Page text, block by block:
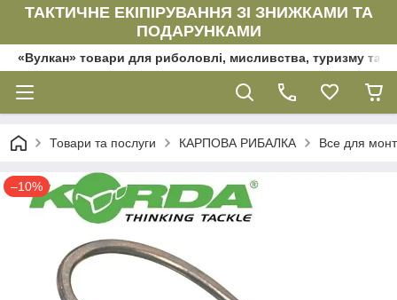
ТАКТИЧНЕ ЕКІПІРУВАННЯ ЗІ ЗНИЖКАМИ ТА
ПОДАРУНКАМИ
«Вулкан» товари для риболовлі, мисливства, туризму та
Товари та послуги КАРПОВА РИБАЛКА Все для
–10%